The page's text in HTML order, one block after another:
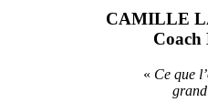
CAMILLE
Coach
« Ce que